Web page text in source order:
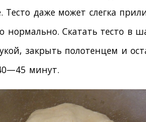
Тесто даже может слегка
нормально. Скатать тесто в
закрыть полотенцем и
минут.